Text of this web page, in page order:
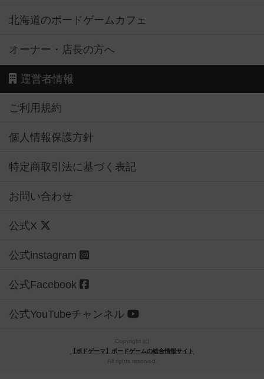
北海道のボードゲームカフェ
オーナー・店長の方へ
運営者情報
ご利用規約
個人情報保護方針
特定商取引法に基づく表記
お問い合わせ
公式X
公式instagram
公式Facebook
公式YouTubeチャンネル
Copyright (c)
【ボドゲーマ】ボードゲームの総合情報サイト
All rights reserved.